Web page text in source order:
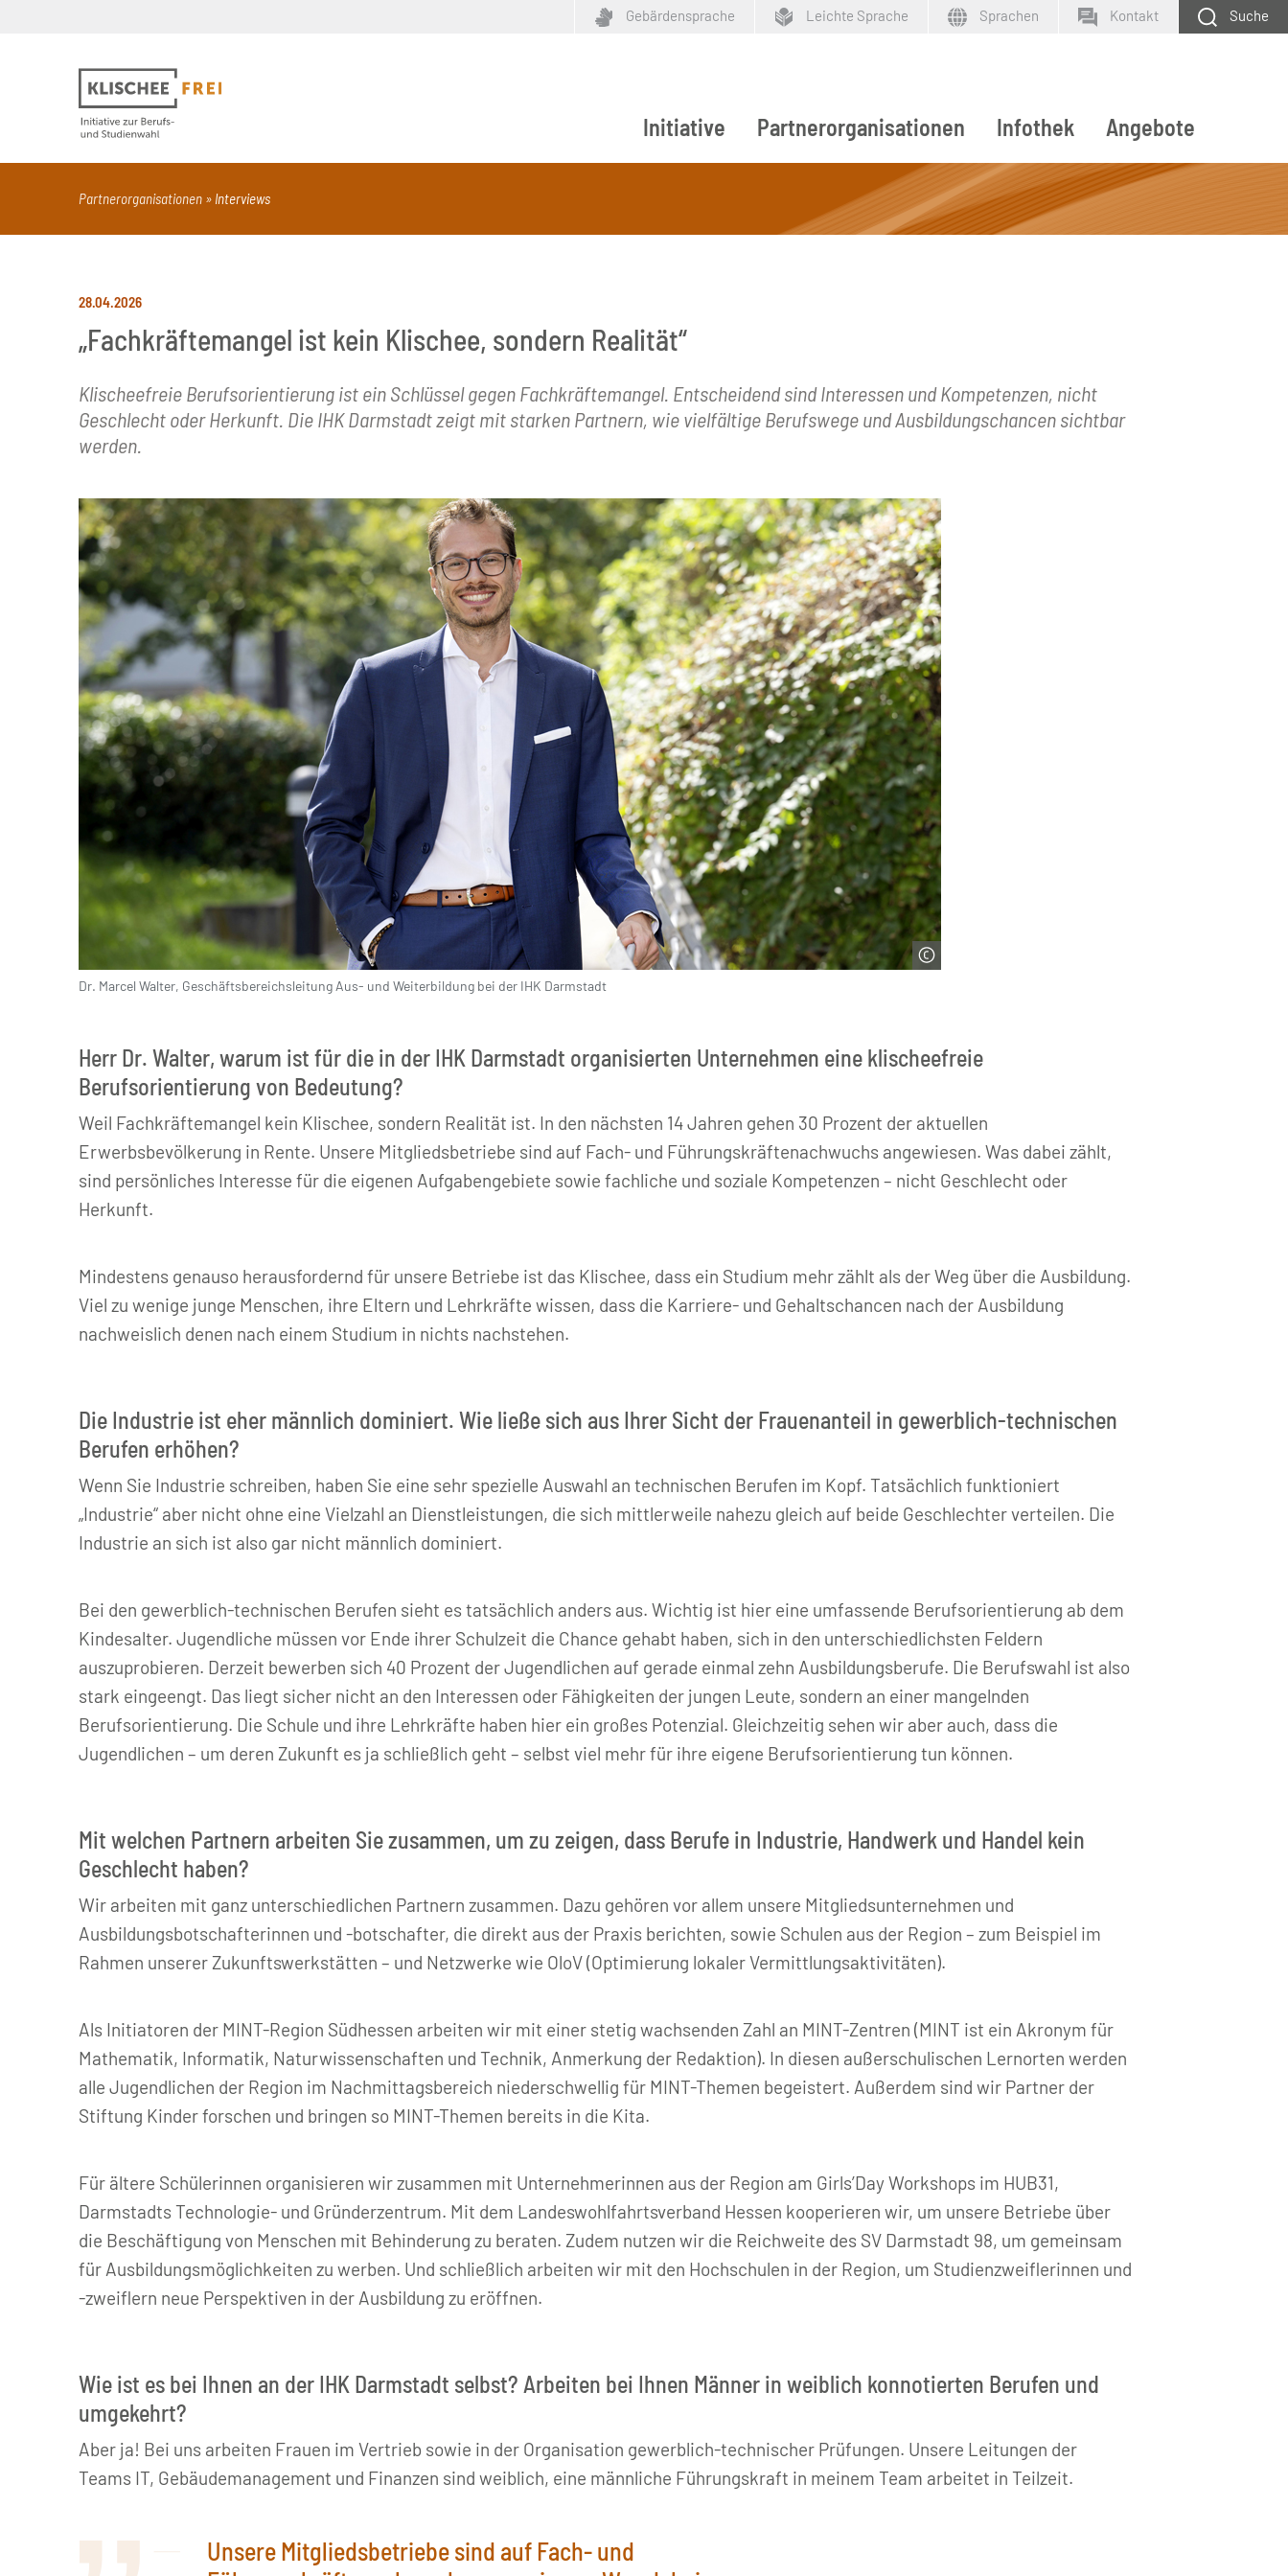
Gebärdensprache Leichte Sprache Sprachen Kontakt Suche
Suchbegriff
SUCHEN
Initiative Partnerorganisationen Infothek Angebote
Partnerorganisationen Interviews
28.04.2026
„Fachkräftemangel ist kein Klischee, sondern Realität“
Klischeefreie Berufsorientierung ist ein Schlüssel gegen Fachkräftemangel. Entscheidend sind Interessen und Kompetenzen, nicht
Geschlecht oder Herkunft. Die IHK Darmstadt zeigt mit starken Partnern, wie vielfältige Berufswege und Ausbildungschancen sichtbar
werden.
IHK Darmstadt / Klaus Mai
Dr. Marcel Walter, Geschäftsbereichsleitung Aus- und Weiterbildung bei der IHK Darmstadt
Herr Dr. Walter, warum ist für die in der IHK Darmstadt organisierten Unternehmen eine klischeefreie
Berufsorientierung von Bedeutung?
Weil Fachkräftemangel kein Klischee, sondern Realität ist. In den nächsten 14 Jahren gehen 30 Prozent der aktuellen
Erwerbsbevölkerung in Rente. Unsere Mitgliedsbetriebe sind auf Fach- und Führungskräftenachwuchs angewiesen. Was dabei zählt,
sind persönliches Interesse für die eigenen Aufgabengebiete sowie fachliche und soziale Kompetenzen – nicht Geschlecht oder
Herkunft.
Mindestens genauso herausfordernd für unsere Betriebe ist das Klischee, dass ein Studium mehr zählt als der Weg über die Ausbildung.
Viel zu wenige junge Menschen, ihre Eltern und Lehrkräfte wissen, dass die Karriere- und Gehaltschancen nach der Ausbildung
nachweislich denen nach einem Studium in nichts nachstehen.
Die Industrie ist eher männlich dominiert. Wie ließe sich aus Ihrer Sicht der Frauenanteil in gewerblich-technischen
Berufen erhöhen?
Wenn Sie Industrie schreiben, haben Sie eine sehr spezielle Auswahl an technischen Berufen im Kopf. Tatsächlich funktioniert
„Industrie“ aber nicht ohne eine Vielzahl an Dienstleistungen, die sich mittlerweile nahezu gleich auf beide Geschlechter verteilen. Die
Industrie an sich ist also gar nicht männlich dominiert.
Bei den gewerblich-technischen Berufen sieht es tatsächlich anders aus. Wichtig ist hier eine umfassende Berufsorientierung ab dem
Kindesalter. Jugendliche müssen vor Ende ihrer Schulzeit die Chance gehabt haben, sich in den unterschiedlichsten Feldern
auszuprobieren. Derzeit bewerben sich 40 Prozent der Jugendlichen auf gerade einmal zehn Ausbildungsberufe. Die Berufswahl ist also
stark eingeengt. Das liegt sicher nicht an den Interessen oder Fähigkeiten der jungen Leute, sondern an einer mangelnden
Berufsorientierung. Die Schule und ihre Lehrkräfte haben hier ein großes Potenzial. Gleichzeitig sehen wir aber auch, dass die
Jugendlichen – um deren Zukunft es ja schließlich geht – selbst viel mehr für ihre eigene Berufsorientierung tun können.
Mit welchen Partnern arbeiten Sie zusammen, um zu zeigen, dass Berufe in Industrie, Handwerk und Handel kein
Geschlecht haben?
Wir arbeiten mit ganz unterschiedlichen Partnern zusammen. Dazu gehören vor allem unsere Mitgliedsunternehmen und
Ausbildungsbotschafterinnen und -botschafter, die direkt aus der Praxis berichten, sowie Schulen aus der Region – zum Beispiel im
Rahmen unserer Zukunftswerkstätten – und Netzwerke wie OloV (Optimierung lokaler Vermittlungsaktivitäten).
Als Initiatoren der MINT-Region Südhessen arbeiten wir mit einer stetig wachsenden Zahl an MINT-Zentren (MINT ist ein Akronym für
Mathematik, Informatik, Naturwissenschaften und Technik, Anmerkung der Redaktion). In diesen außerschulischen Lernorten werden
alle Jugendlichen der Region im Nachmittagsbereich niederschwellig für MINT-Themen begeistert. Außerdem sind wir Partner der
Stiftung Kinder forschen und bringen so MINT-Themen bereits in die Kita.
Für ältere Schülerinnen organisieren wir zusammen mit Unternehmerinnen aus der Region am Girls’Day Workshops im HUB31,
Darmstadts Technologie- und Gründerzentrum. Mit dem Landeswohlfahrtsverband Hessen kooperieren wir, um unsere Betriebe über
die Beschäftigung von Menschen mit Behinderung zu beraten. Zudem nutzen wir die Reichweite des SV Darmstadt 98, um gemeinsam
für Ausbildungsmöglichkeiten zu werben. Und schließlich arbeiten wir mit den Hochschulen in der Region, um Studienzweiflerinnen und
-zweiflern neue Perspektiven in der Ausbildung zu eröffnen.
Wie ist es bei Ihnen an der IHK Darmstadt selbst? Arbeiten bei Ihnen Männer in weiblich konnotierten Berufen und
umgekehrt?
Aber ja! Bei uns arbeiten Frauen im Vertrieb sowie in der Organisation gewerblich-technischer Prüfungen. Unsere Leitungen der
Teams IT, Gebäudemanagement und Finanzen sind weiblich, eine männliche Führungskraft in meinem Team arbeitet in Teilzeit.
Unsere Mitgliedsbetriebe sind auf Fach- und